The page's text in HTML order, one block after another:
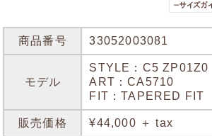
商品番号 33052003081
モデル
STYLE：C5 ZP01Z0
ART：CA5710
FIT：TAPERED FIT
販売価格 ¥44,000 ＋ tax